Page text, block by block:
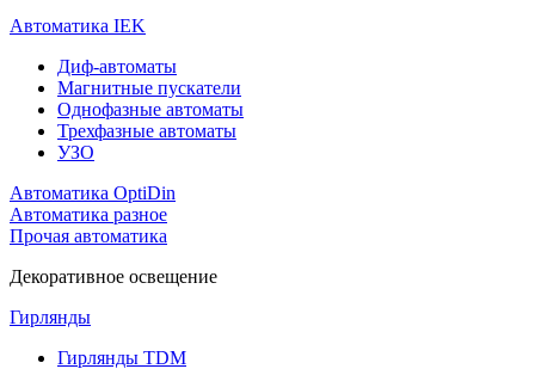
Автоматика IEK
Диф-автоматы
Магнитные пускатели
Однофазные автоматы
Трехфазные автоматы
УЗО
Автоматика OptiDin
Автоматика разное
Прочая автоматика
Декоративное освещение
Гирлянды
Гирлянды TDM